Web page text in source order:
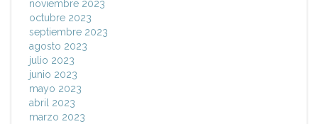
noviembre 2023
octubre 2023
septiembre 2023
agosto 2023
julio 2023
junio 2023
mayo 2023
abril 2023
marzo 2023